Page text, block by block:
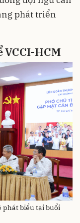
phát triển
HCM
phát biểu tại buổi